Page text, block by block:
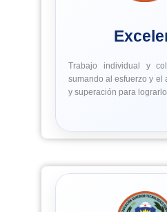
Trabajo individual y
sumando al esfuerzo y el
y superación para